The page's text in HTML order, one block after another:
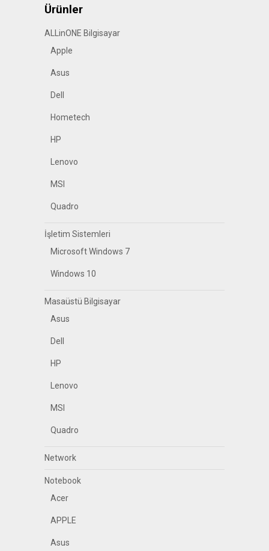
Ürünler
ALLinONE Bilgisayar
Apple
Asus
Dell
Hometech
HP
Lenovo
MSI
Quadro
İşletim Sistemleri
Microsoft Windows 7
Windows 10
Masaüstü Bilgisayar
Asus
Dell
HP
Lenovo
MSI
Quadro
Network
Notebook
Acer
APPLE
Asus